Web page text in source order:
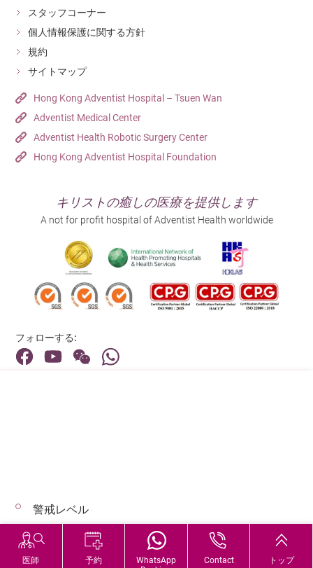
医師 予約
WhatsApp
Contact トップ
スタッフコーナー
個人情報保護に関する方針
規約
サイトマップ
Hong Kong Adventist Hospital – Tsuen Wan
Adventist Medical Center
Adventist Health Robotic Surgery Center
Hong Kong Adventist Hospital Foundation
キリストの癒しの医療を提供します
A not for profit hospital of Adventist Health worldwide
フォローする:
© 2026 著作権©アドベンティストヘルス 無断転載を禁じます。
警戒レベル
Hospital Services During Bad Weather